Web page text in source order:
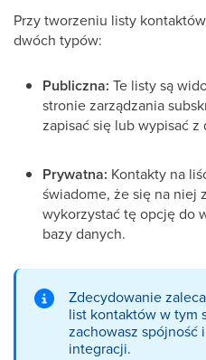
Przy tworzeniu listy
dwóch typów:
Publiczna: Te listy są
stronie zarządzania
zapisać się lub wypisać
Prywatna: Kontakty na
świadome, że się na niej
wykorzystać tę opcję do
bazy danych.
Zdecydowanie
list kontaktów w tym
zachowasz spójność
integracji.